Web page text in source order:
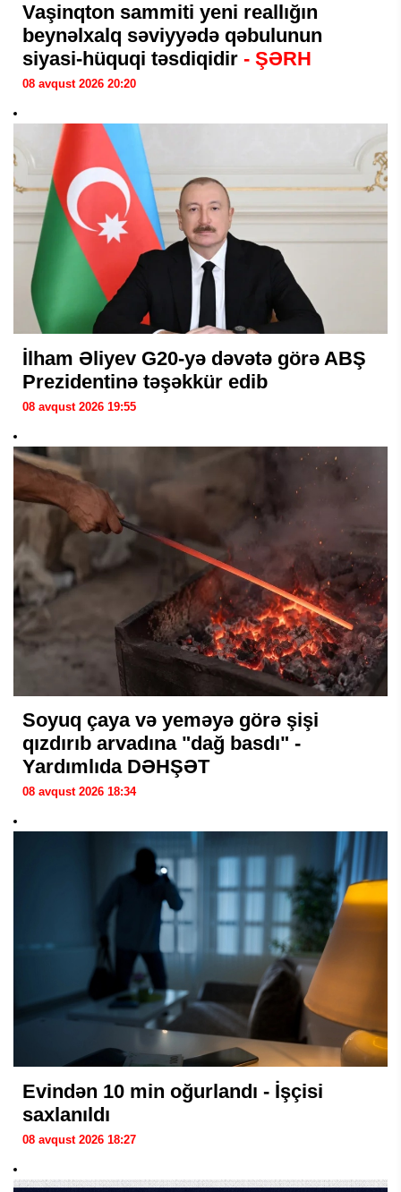
Vaşinqton sammiti yeni reallığın
beynəlxalq səviyyədə qəbulunun
siyasi-hüquqi təsdiqidir - ŞƏRH
08 avqust 2026 20:20
İlham Əliyev G20-yə dəvətə görə ABŞ
Prezidentinə təşəkkür edib
08 avqust 2026 19:55
Soyuq çaya və yeməyə görə şişi
qızdırıb arvadına "dağ basdı" -
Yardımlıda DƏHŞƏT
08 avqust 2026 18:34
Evindən 10 min oğurlandı - İşçisi
saxlanıldı
08 avqust 2026 18:27